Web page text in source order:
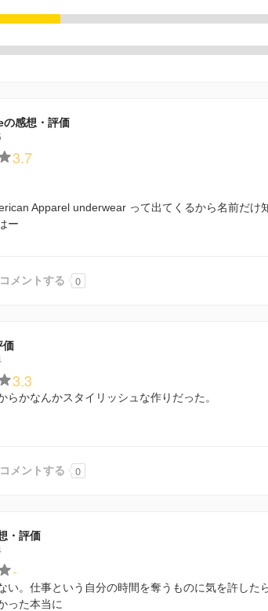
感想・評価
3.7
Apparel underwear って出てくるから名前だけ
ー
コメントする 0
価
3.3
らかなんかスタイリッシュな作りだった。
コメントする 0
・評価
-
い。仕事という自分の時間を奪うものに気を許した
った本当に